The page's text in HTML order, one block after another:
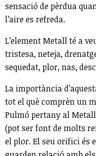
sensació de pèrdua
l’aire es refreda.
L’element Metall té a
tristesa, neteja,
sequedat, plor, nas,
La importància
tot el què comprèn un
Pulmó pertany al
(pot ser font de molts
el plor. El seu orifici és